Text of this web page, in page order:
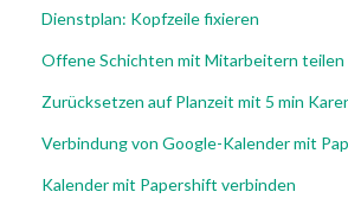
Dienstplan: Kopfzeile fixieren
Offene Schichten mit Mitarbeitern teilen
Zurücksetzen auf Planzeit mit 5 min
Verbindung von Google-Kalender mit
Kalender mit Papershift verbinden